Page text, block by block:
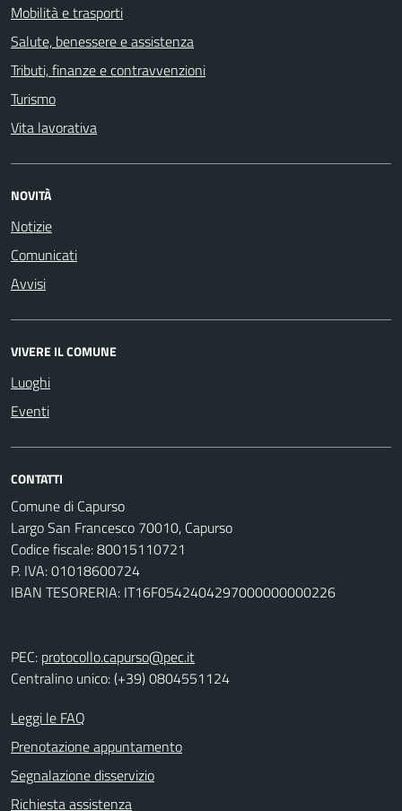
Mobilità e trasporti
Salute, benessere e assistenza
Tributi, finanze e contravvenzioni
Turismo
Vita lavorativa
NOVITÀ
Notizie
Comunicati
Avvisi
VIVERE IL COMUNE
Luoghi
Eventi
CONTATTI
Comune di Capurso
Largo San Francesco 70010, Capurso
Codice fiscale: 80015110721
P. IVA: 01018600724
IBAN TESORERIA: IT16F0542404297000000000226
PEC: protocollo.capurso@pec.it
Centralino unico: (+39) 0804551124
Leggi le FAQ
Prenotazione appuntamento
Segnalazione disservizio
Richiesta assistenza